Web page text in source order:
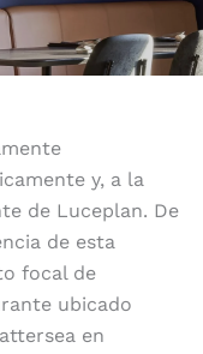
y, a la
de Luceplan. De
de esta
focal de
ubicado
en